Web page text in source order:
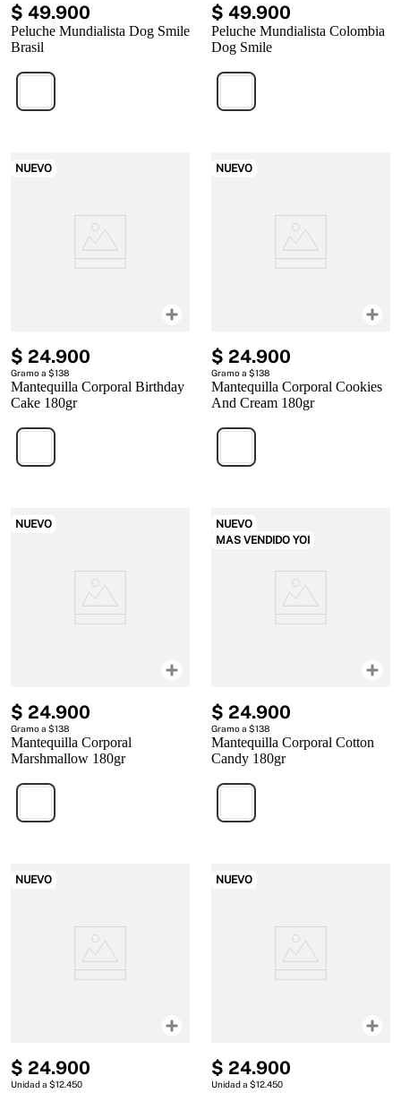
$ 49.900
Peluche Mundialista Dog Smile
Brasil
$ 49.900
Peluche Mundialista Colombia
Dog Smile
NUEVO
$ 24.900
Gramo a $138
Mantequilla Corporal Birthday
Cake 180gr
NUEVO
$ 24.900
Gramo a $138
Mantequilla Corporal Cookies
And Cream 180gr
NUEVO
$ 24.900
Gramo a $138
Mantequilla Corporal
Marshmallow 180gr
NUEVO
MAS VENDIDO YOI
$ 24.900
Gramo a $138
Mantequilla Corporal Cotton
Candy 180gr
NUEVO
$ 24.900
Unidad a $12.450
NUEVO
$ 24.900
Unidad a $12.450